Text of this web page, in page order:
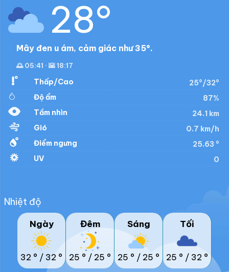
28°
Mây đen u ám, cảm giác như 35°.
🌅 05:41 · 🌇 18:17
Thấp/Cao
25°/32°
Độ ẩm
87%
Tầm nhìn
24.1 km
Gió
0.7 km/h
Điểm ngưng
25.63 °
UV
0
Nhiệt độ
Ngày
32 ° / 32 °
Đêm
25 ° / 25 °
Sáng
25 ° / 25 °
Tối
25 ° / 32 °